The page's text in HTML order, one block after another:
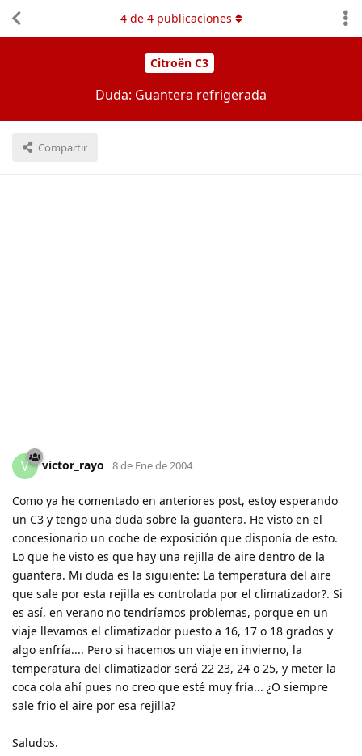
Citroën C3
Duda: Guantera refrigerada
Compartir
4de 4publicaciones
V victor_rayo 8 de Ene de 2004
Como ya he comentado en anteriores post, estoy esperando
un C3 y tengo una duda sobre la guantera. He visto en el
concesionario un coche de exposición que disponía de esto.
Lo que he visto es que hay una rejilla de aire dentro de la
guantera. Mi duda es la siguiente: La temperatura del aire
que sale por esta rejilla es controlada por el climatizador?. Si
es así, en verano no tendríamos problemas, porque en un
viaje llevamos el climatizador puesto a 16, 17 o 18 grados y
algo enfría.... Pero si hacemos un viaje en invierno, la
temperatura del climatizador será 22 23, 24 o 25, y meter la
coca cola ahí pues no creo que esté muy fría... ¿O siempre
sale frio el aire por esa rejilla?
Saludos.